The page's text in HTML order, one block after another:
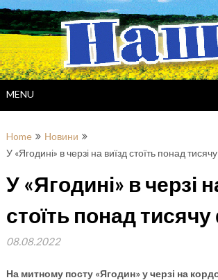
Skip
to
content
MENU
Home
Новини
У «Ягодині» в черзі на виїзд стоїть понад
У «Ягодині» в черзі
стоїть понад
08.08.2022
На митному посту «Ягодин» у черзі на